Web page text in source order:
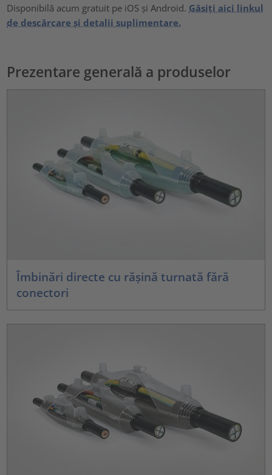
Disponibilă acum gratuit pe iOS și Android. Găsiți aici linkul
de descărcare și detalii suplimentare.
Prezentare generală a produselor
Îmbinări directe cu rășină turnată fără
conectori